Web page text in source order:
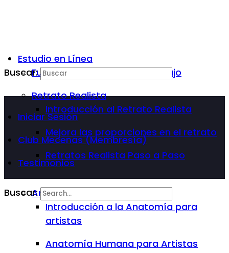
Estudio en Línea
Fundamentos Básicos del Dibujo
Retrato Realista
Introducción al Retrato Realista
Mejora las proporciones en el retrato
Retratos Realista Paso a Paso
Anatomía Para Artista
Introducción a la Anatomía para
artistas
Anatomía Humana para Artistas
Buscar:
Iniciar Sesión
Club Mecenas (Membresía)
Testimonios
Buscar: